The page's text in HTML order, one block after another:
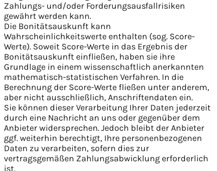
Zahlungs- und/oder Forderungsausfallrisiken
gewährt werden kann.
Die Bonitätsauskunft kann
Wahrscheinlichkeitswerte enthalten (sog. Score-
Werte). Soweit Score-Werte in das Ergebnis der
Bonitätsauskunft einfließen, haben sie ihre
Grundlage in einem wissenschaftlich anerkannten
mathematisch-statistischen Verfahren. In die
Berechnung der Score-Werte fließen unter anderem,
aber nicht ausschließlich, Anschriftendaten ein.
Sie können dieser Verarbeitung Ihrer Daten jederzeit
durch eine Nachricht an uns oder gegenüber dem
Anbieter widersprechen. Jedoch bleibt der Anbieter
ggf. weiterhin berechtigt, Ihre personenbezogenen
Daten zu verarbeiten, sofern dies zur
vertragsgemäßen Zahlungsabwicklung erforderlich
ist.